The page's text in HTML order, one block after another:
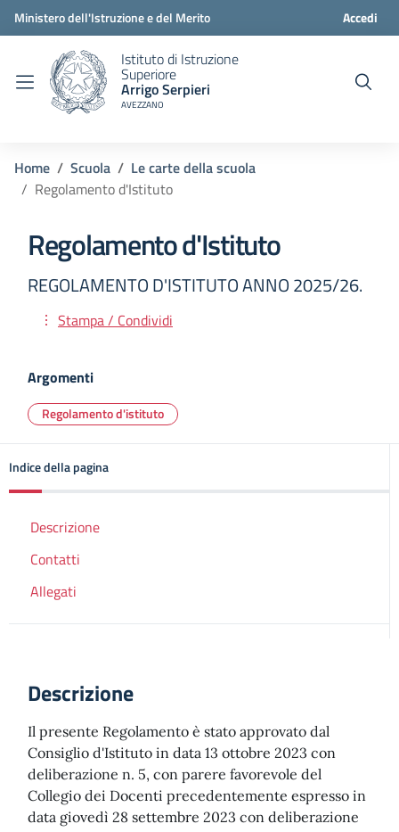
Ministero dell'Istruzione e del Merito Accedi
Istituto di Istruzione
Superiore
Arrigo Serpieri
AVEZZANO
Home Scuola
Le carte della scuola
Regolamento d'Istituto
Regolamento d'Istituto
REGOLAMENTO D'ISTITUTO ANNO 2025/26.
Stampa / Condividi
Argomenti
Regolamento d'istituto
Indice della pagina
Descrizione
Contatti
Allegati
Descrizione
Il presente Regolamento è stato approvato dal
Consiglio d'Istituto in data 13 ottobre 2023 con
deliberazione n. 5, con parere favorevole del
Collegio dei Docenti precedentemente espresso in
data giovedì 28 settembre 2023 con deliberazione